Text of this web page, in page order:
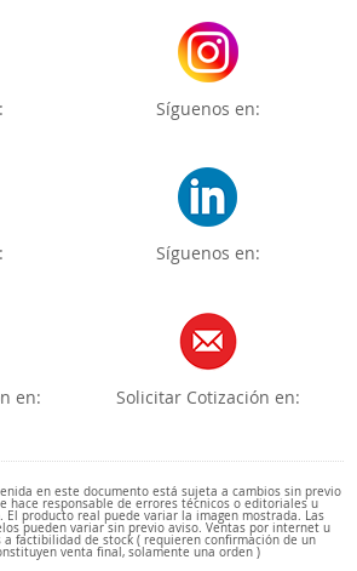
Síguenos en:
Síguenos en:
en: Solicitar Cotización en:
en este documento está sujeta a cambios sin previo
hace responsable de errores técnicos o editoriales u
El producto real puede variar la imagen mostrada. Las
pueden variar sin previo aviso. Ventas por internet u
factibilidad de stock ( requieren confirmación de un
venta final, solamente una orden )